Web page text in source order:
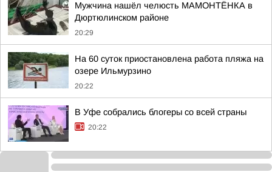
Мужчина нашёл челюсть МАМОНТЁНКА в
Дюртюлинском районе
20:29
На 60 суток приостановлена работа пляжа на
озере Ильмурзино
20:22
В Уфе собрались блогеры со всей страны
20:22